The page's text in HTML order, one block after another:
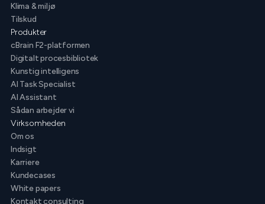
Klima & miljø
Tilskud
Produkter
cBrain F2-platformen
Digitalt procesbibliotek
Kunstig intelligens
AI Task Specialist
AI Assistant
Sådan arbejder vi
Virksomheden
Om os
Indsigt
Karriere
Kundecases
White papers
Kontakt consulting